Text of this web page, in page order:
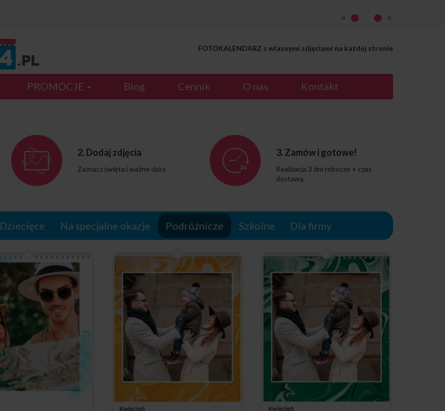
FOTOKALENDARZ z własnymi zdjęciami na każdej stronie
PROMOCJE Blog Cennik O nas Kontakt
2. Dodaj zdjęcia
Zaznacz święta i ważne daty.
3. Zamów i gotowe!
Realizacja 3 dni robocze + czas
dostawy.
Dziecięce Na specjalne okazje Podróżnicze Szkolne Dla firmy